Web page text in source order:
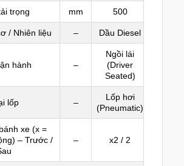
trọng mm 500
/ Nhiên liệu – Dầu Diesel
hành –
Ngồi lái
(Driver
Seated)
lốp –
Lốp hơi
(Pneumatic)
xe (x =
– Trước /
– x2 / 2